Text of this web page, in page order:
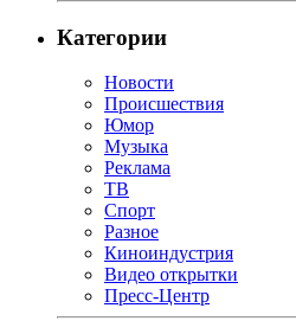
Категории
Новости
Происшествия
Юмор
Музыка
Реклама
ТВ
Спорт
Разное
Киноиндустрия
Видео открытки
Пресс-Центр